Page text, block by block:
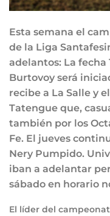
Esta semana el
de la Liga
adelantos: La fecha
Burtovoy será
recibe a La Salle y
Tatengue que,
también por los
Fe. El jueves
Nery Pumpido.
iban a adelantar
sábado en horario
El líder del